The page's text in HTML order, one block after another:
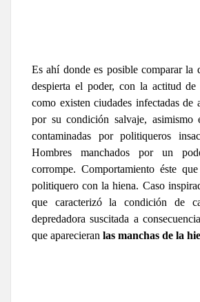
Es ahí donde es posible comparar la
despierta el poder, con la actitud
como existen ciudades infectadas de
por su condición salvaje, asimismo
contaminadas por politiqueros
Hombres manchados por un
corrompe. Comportamiento éste
politiquero con la hiena. Caso
que caracterizó la condición de
depredadora suscitada a
que aparecieran las manchas de la